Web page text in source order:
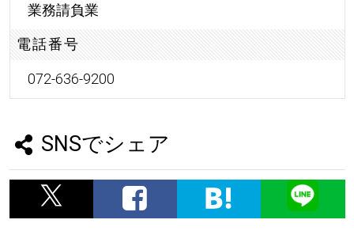
業務請負業
電話番号
072-636-9200
SNSでシェア